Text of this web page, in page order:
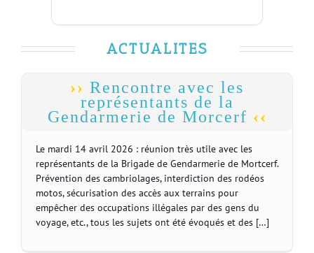
ACTUALITES
Rencontre avec les
représentants de la
Gendarmerie de Morcerf
Le mardi 14 avril 2026 : réunion très utile avec les
représentants de la Brigade de Gendarmerie de Mortcerf.
Prévention des cambriolages, interdiction des rodéos
motos, sécurisation des accès aux terrains pour
empêcher des occupations illégales par des gens du
voyage, etc., tous les sujets ont été évoqués et des […]